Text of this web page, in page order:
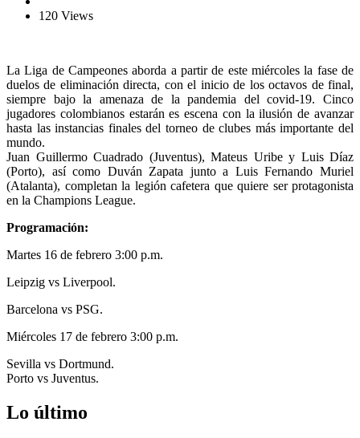
120 Views
La Liga de Campeones aborda a partir de este miércoles la fase de
duelos de eliminación directa, con el inicio de los octavos de final,
siempre bajo la amenaza de la pandemia del covid-19. Cinco
jugadores colombianos estarán es escena con la ilusión de avanzar
hasta las instancias finales del torneo de clubes más importante del
mundo.
Juan Guillermo Cuadrado (Juventus), Mateus Uribe y Luis Díaz
(Porto), así como Duván Zapata junto a Luis Fernando Muriel
(Atalanta), completan la legión cafetera que quiere ser protagonista
en la Champions League.
Programación:
Martes 16 de febrero 3:00 p.m.
Leipzig vs Liverpool.
Barcelona vs PSG.
Miércoles 17 de febrero 3:00 p.m.
Sevilla vs Dortmund.
Porto vs Juventus.
Lo último